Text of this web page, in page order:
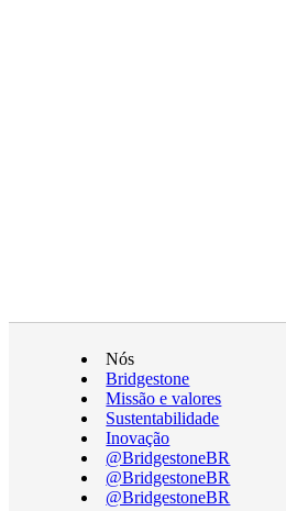
Nós
Bridgestone
Missão e valores
Sustentabilidade
Inovação
@BridgestoneBR
@BridgestoneBR
@BridgestoneBR